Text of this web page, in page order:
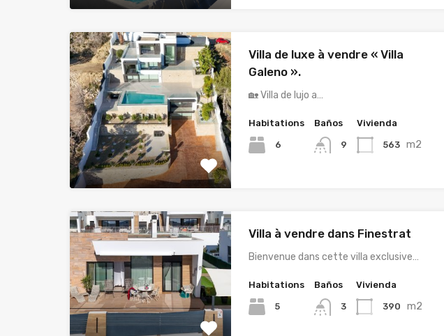
Villa de luxe à vendre « Villa
Galeno ».
🏡 Villa de lujo a…
Habitations
6
Baños
9
Vivienda
563 m2
Villa à vendre dans Finestrat
Bienvenue dans cette villa exclusive…
Habitations
5
Baños
3
Vivienda
390 m2